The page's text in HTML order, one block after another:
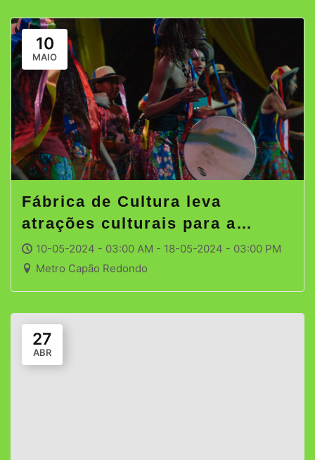
10
MAIO
Fábrica de Cultura leva
atrações culturais para a
estação Capão Redondo
10-05-2024 - 03:00 AM - 18-05-2024 - 03:00 PM
Metro Capão Redondo
27
ABR